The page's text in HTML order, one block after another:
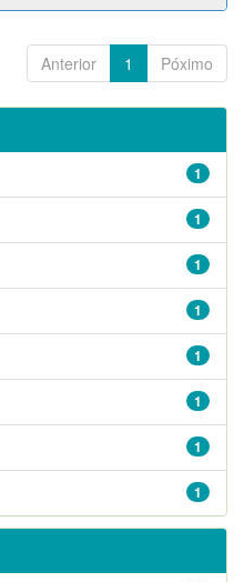
Anterior 1 Póximo
1
1
1
1
1
1
1
1